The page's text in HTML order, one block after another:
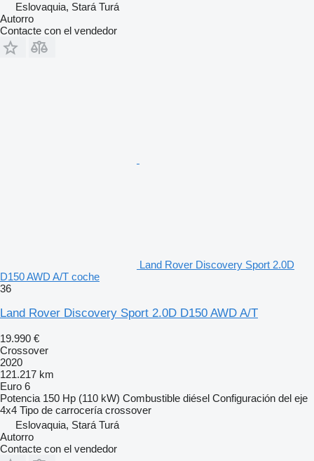
Eslovaquia, Stará Turá
Autorro
Contacte con el vendedor
Land Rover Discovery Sport 2.0D
D150 AWD A/T coche
36
Land Rover Discovery Sport 2.0D D150 AWD A/T
19.990 €
Crossover
2020
121.217 km
Euro 6
Potencia 150 Hp (110 kW) Combustible diésel Configuración del eje
4x4 Tipo de carrocería crossover
Eslovaquia, Stará Turá
Autorro
Contacte con el vendedor